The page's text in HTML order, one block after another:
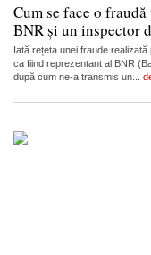
Cum se face o
BNR și un inspector
Iată rețeta unei fraude
ca fiind reprezentant al BNR
după cum ne-a transmis un...